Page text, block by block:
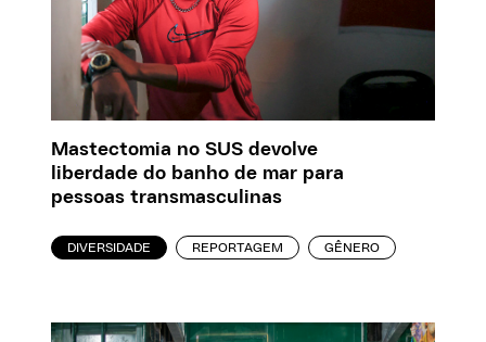
Mastectomia no SUS devolve
liberdade do banho de mar para
pessoas transmasculinas
DIVERSIDADE REPORTAGEM GÊNERO